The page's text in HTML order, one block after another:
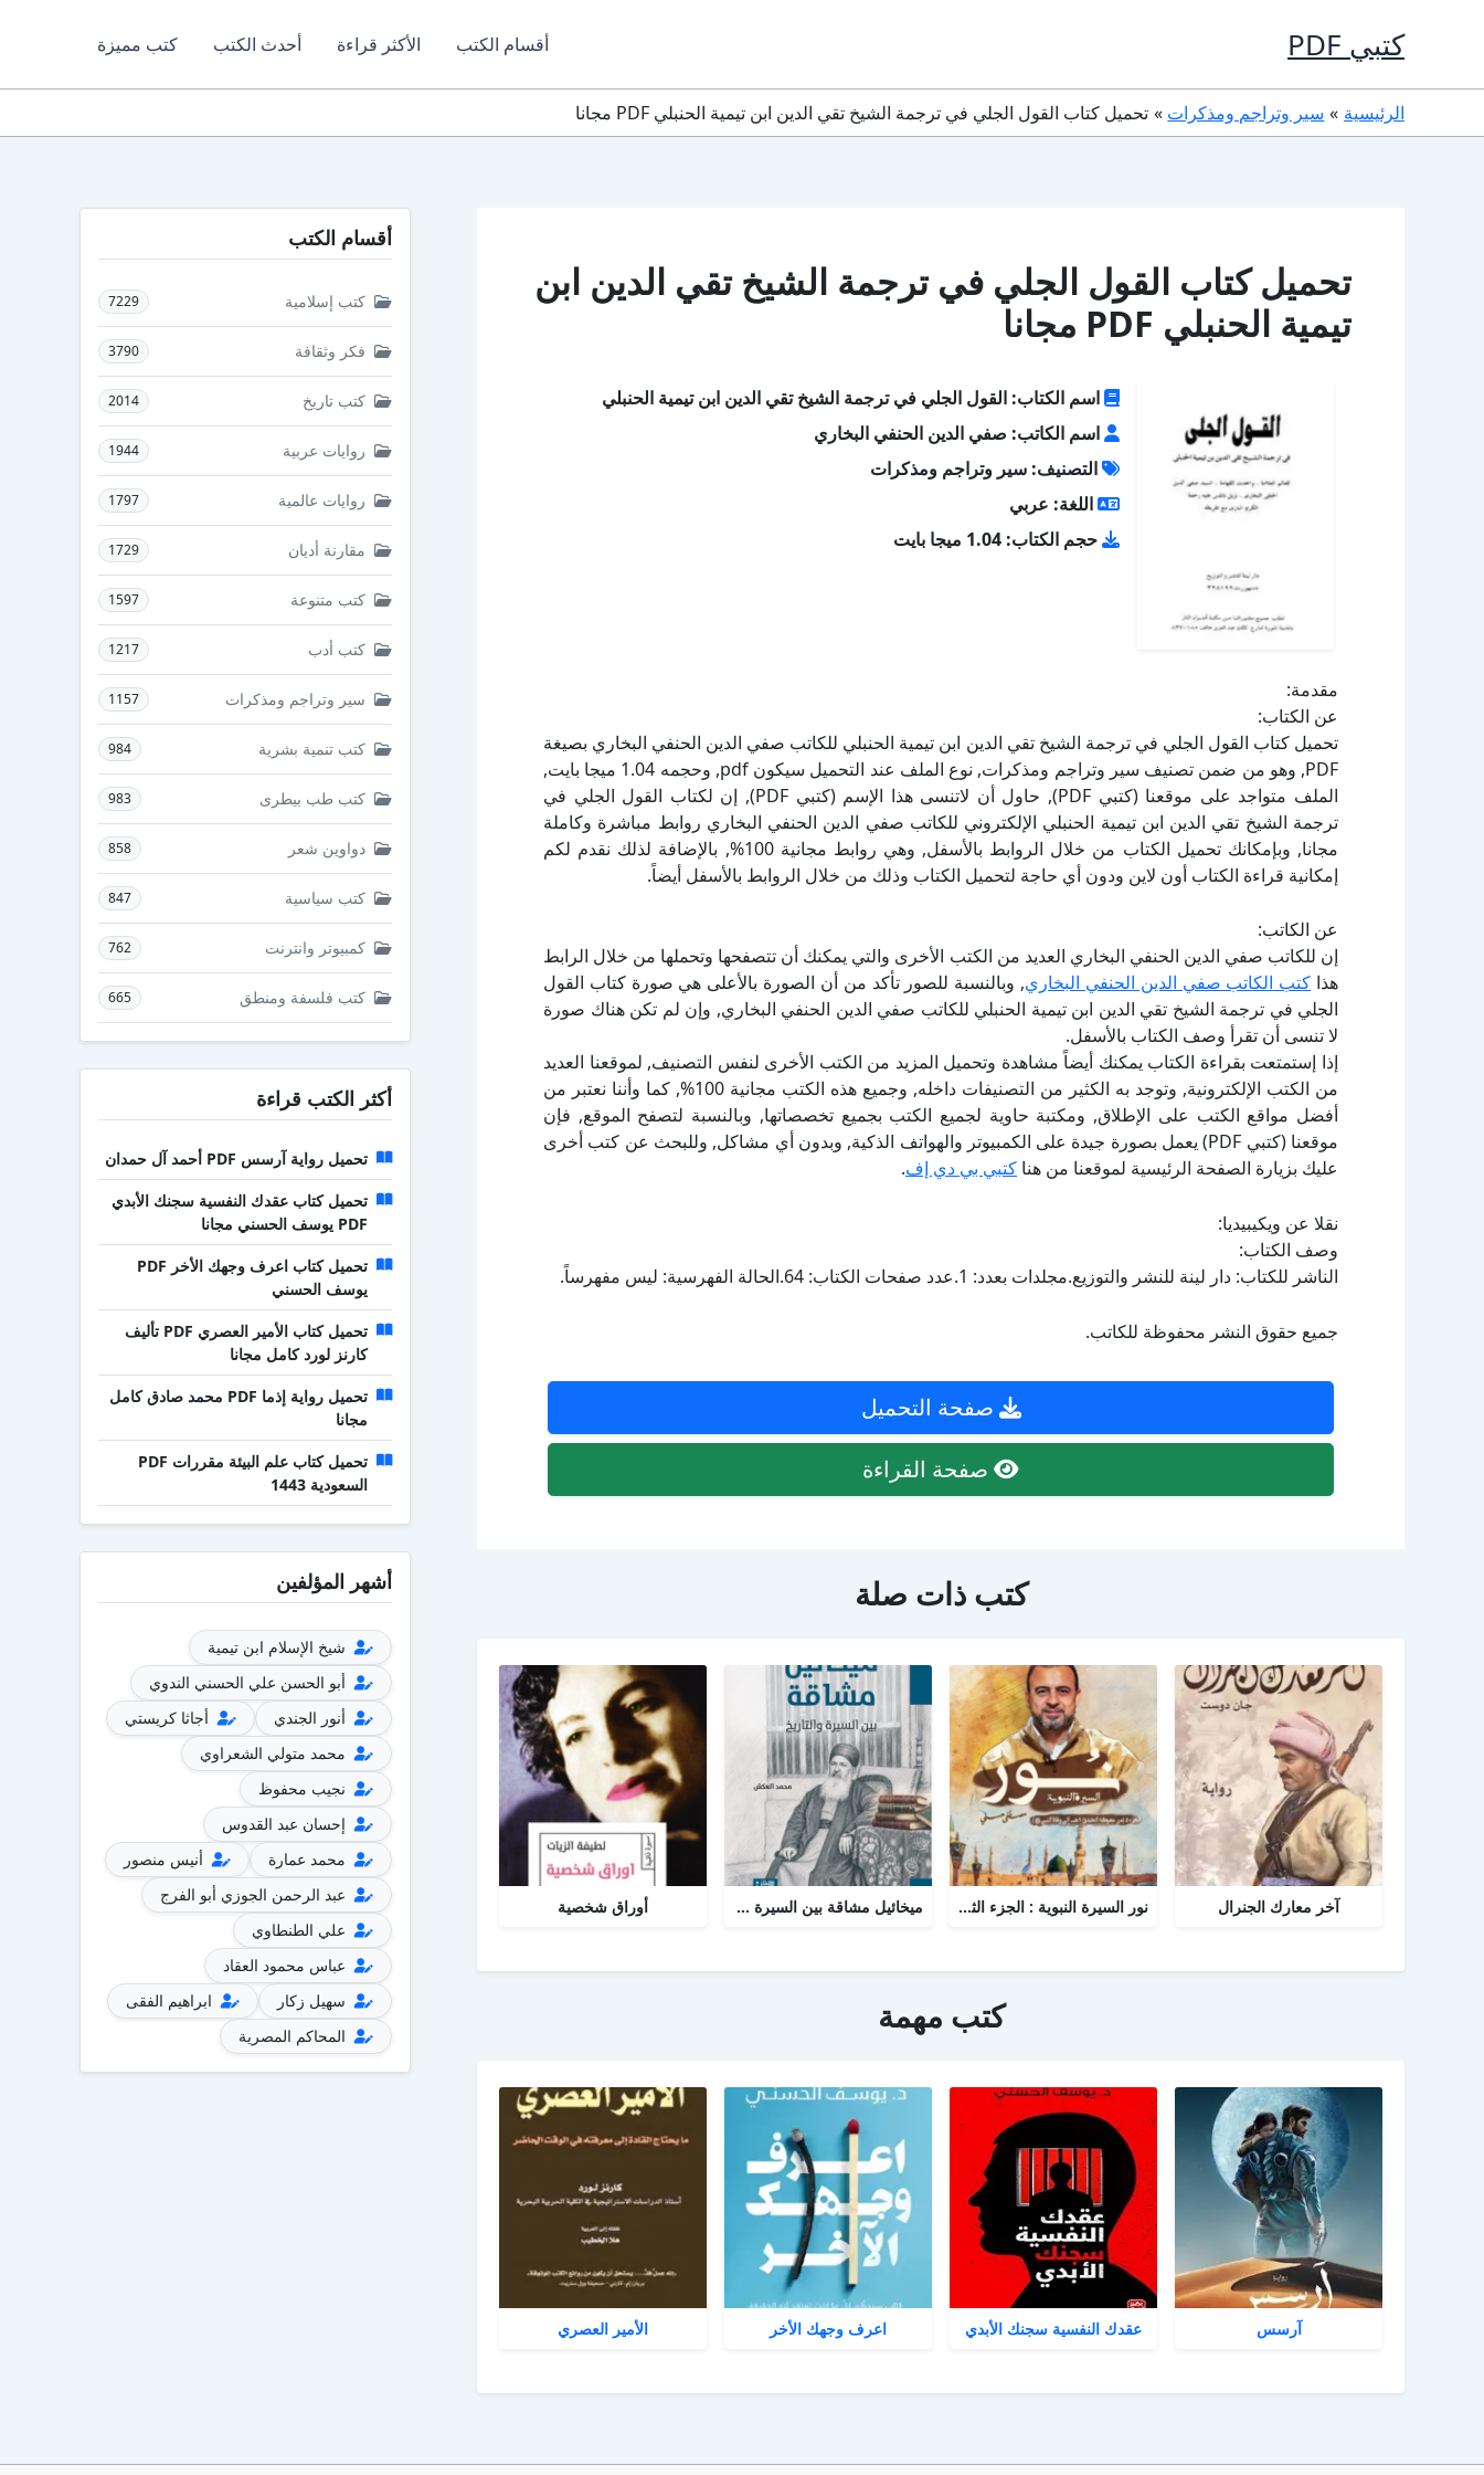
كتبي PDF أقسام الكتب الأكثر قراءة أحدث الكتب كتب مميزة
الرئيسية سير وتراجم ومذكرات تحميل كتاب القول الجلي في ترجمة الشيخ تقي الدين ابن تيمية الحنبلي PDF مجانا
تحميل كتاب القول الجلي في ترجمة الشيخ تقي الدين ابن
تيمية الحنبلي PDF مجانا
اسم الكتاب: القول الجلي في ترجمة الشيخ تقي الدين ابن تيمية الحنبلي
اسم الكاتب: صفي الدين الحنفي البخاري
التصنيف: سير وتراجم ومذكرات
اللغة: عربي
حجم الكتاب: 1.04 ميجا بايت
مقدمة:
عن الكتاب:
تحميل كتاب القول الجلي في ترجمة الشيخ تقي الدين ابن تيمية الحنبلي للكاتب صفي الدين الحنفي البخاري بصيغة
PDF, وهو من ضمن تصنيف سير وتراجم ومذكرات, نوع الملف عند التحميل سيكون pdf, وحجمه 1.04 ميجا بايت,
الملف متواجد على موقعنا (كتبي PDF), حاول أن لاتنسى هذا الإسم (كتبي PDF), إن لكتاب القول الجلي في
ترجمة الشيخ تقي الدين ابن تيمية الحنبلي الإلكتروني للكاتب صفي الدين الحنفي البخاري روابط مباشرة وكاملة
مجانا, وبإمكانك تحميل الكتاب من خلال الروابط بالأسفل, وهي روابط مجانية 100%, بالإضافة لذلك نقدم لكم
إمكانية قراءة الكتاب أون لاين ودون أي حاجة لتحميل الكتاب وذلك من خلال الروابط بالأسفل أيضاً.
عن الكاتب:
إن للكاتب صفي الدين الحنفي البخاري العديد من الكتب الأخرى والتي يمكنك أن تتصفحها وتحملها من خلال الرابط
هذا كتب الكاتب صفي الدين الحنفي البخاري, وبالنسبة للصور تأكد من أن الصورة بالأعلى هي صورة كتاب القول
الجلي في ترجمة الشيخ تقي الدين ابن تيمية الحنبلي للكاتب صفي الدين الحنفي البخاري, وإن لم تكن هناك صورة
لا تنسى أن تقرأ وصف الكتاب بالأسفل.
إذا إستمتعت بقراءة الكتاب يمكنك أيضاً مشاهدة وتحميل المزيد من الكتب الأخرى لنفس التصنيف, لموقعنا العديد
من الكتب الإلكترونية, وتوجد به الكثير من التصنيفات داخله, وجميع هذه الكتب مجانية 100%, كما وأننا نعتبر من
أفضل مواقع الكتب على الإطلاق, ومكتبة حاوية لجميع الكتب بجميع تخصصاتها, وبالنسبة لتصفح الموقع, فإن
موقعنا (كتبي PDF) يعمل بصورة جيدة على الكمبيوتر والهواتف الذكية, وبدون أي مشاكل, وللبحث عن كتب أخرى
عليك بزيارة الصفحة الرئيسية لموقعنا من هنا كتبي بي دي إف.
نقلا عن ويكيبيديا:
وصف الكتاب:
الناشر للكتاب: دار لينة للنشر والتوزيع.مجلدات بعدد: 1.عدد صفحات الكتاب: 64.الحالة الفهرسية: ليس مفهرساً.
جميع حقوق النشر محفوظة للكاتب.
صفحة التحميل
صفحة القراءة
كتب ذات صلة
آخر معارك الجنرال نور السيرة النبوية : الجزء الثاني ميخائيل مشاقة بين السيرة والتاريخ أوراق شخصية
كتب مهمة
آرسس عقدك النفسية سجنك الأبدي اعرف وجهك الأخر الأمير العصري
أقسام الكتب
كتب إسلامية 7229
فكر وثقافة 3790
كتب تاريخ 2014
روايات عربية 1944
روايات عالمية 1797
مقارنة أديان 1729
كتب متنوعة 1597
كتب أدب 1217
سير وتراجم ومذكرات 1157
كتب تنمية بشرية 984
كتب طب بيطرى 983
دواوين شعر 858
كتب سياسية 847
كمبيوتر وانترنت 762
كتب فلسفة ومنطق 665
أكثر الكتب قراءة
تحميل رواية آرسس PDF أحمد آل حمدان
تحميل كتاب عقدك النفسية سجنك الأبدي
PDF يوسف الحسني مجانا
تحميل كتاب اعرف وجهك الأخر PDF
يوسف الحسني
تحميل كتاب الأمير العصري PDF تأليف
كارنز لورد كامل مجانا
تحميل رواية إذما PDF محمد صادق كامل
مجانا
تحميل كتاب علم البيئة مقررات PDF
السعودية 1443
أشهر المؤلفين
شيخ الإسلام ابن تيمية
أبو الحسن علي الحسني الندوي
أنور الجندي
أجاثا كريستي
محمد متولي الشعراوي
نجيب محفوظ
إحسان عبد القدوس
محمد عمارة
أنيس منصور
عبد الرحمن الجوزي أبو الفرج
علي الطنطاوي
عباس محمود العقاد
سهيل زكار
ابراهيم الفقى
المحاكم المصرية